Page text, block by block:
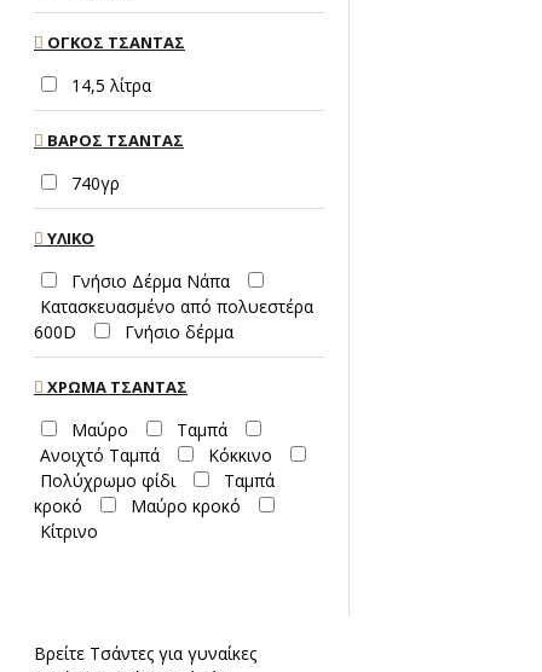
ΌΓΚΟΣ ΤΣΆΝΤΑΣ
14,5 λίτρα
ΒΆΡΟΣ ΤΣΆΝΤΑΣ
740γρ
ΥΛΙΚΌ
Γνήσιο Δέρμα Νάπα
Κατασκευασμένο από πολυεστέρα
600D
Γνήσιο δέρμα
ΧΡΏΜΑ ΤΣΆΝΤΑΣ
Μαύρο
Ταμπά
Ανοιχτό Ταμπά
Κόκκινο
Πολύχρωμο φίδι
Ταμπά
κροκό
Μαύρο κροκό
Κίτρινο
Βρείτε Τσάντες για γυναίκες